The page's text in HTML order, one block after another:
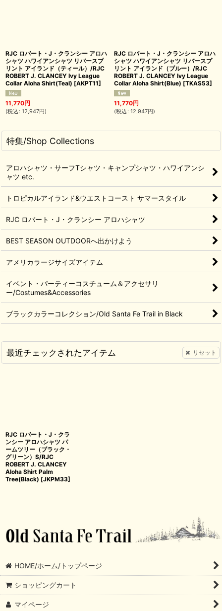
RJC ロバート・J・クランシー アロハ
シャツ ハワイアンシャツ リバースプ
リント アイランド（ティール）/RJC
ROBERT J. CLANCEY Ivy League
Collar Aloha Shirt(Teal) [AKPT11]
11,770円
(税込 : 12,947円)
RJC ロバート・J・クランシー アロハ
シャツ ハワイアンシャツ リバースプ
リント アイランド（ブルー）/RJC
ROBERT J. CLANCEY Ivy League
Collar Aloha Shirt(Blue) [TKAS53]
11,770円
(税込 : 12,947円)
特集/Shop Collections
アロハシャツ・サーフTシャツ・キャンプシャツ・ハワイアンシ
ャツ etc.
トロピカルアイランド&ウエストコースト サマースタイル
RJC ロバート・J・クランシー アロハシャツ
BEST SEASON OUTDOORへ出かけよう
アメリカラージサイズアイテム
イベント・パーティーコスチューム＆アクセサリ
ー/Costumes&Accessories
ブラックカラーコレクション/Old Santa Fe Trail in Black
最近チェックされたアイテム リセット
RJC ロバート・J・クラ
ンシー アロハシャツ パ
ームツリー（ブラック・
グリーン）S/RJC
ROBERT J. CLANCEY
Aloha Shirt Palm
Tree(Black) [JKPM33]
HOME/ホーム/トップページ
ショッピングカート
マイページ